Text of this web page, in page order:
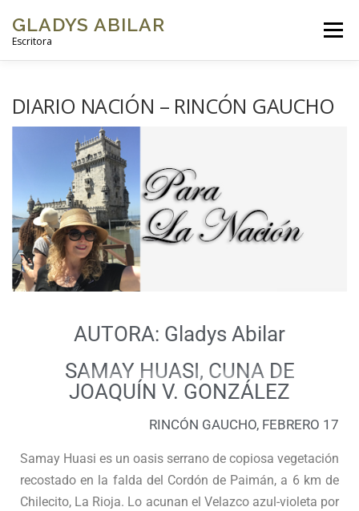
GLADYS ABILAR
Escritora
Menú
BLOG
DIARIO NACIÓN – RINCÓN GAUCHO
AUTORA: Gladys Abilar
SAMAY HUASI, CUNA DE
JOAQUÍN V. GONZÁLEZ
RINCÓN GAUCHO, FEBRERO 17
Samay Huasi es un oasis serrano de copiosa vegetación
recostado en la falda del Cordón de Paimán, a 6 km de
Chilecito, La Rioja. Lo acunan el Velazco azul-violeta por